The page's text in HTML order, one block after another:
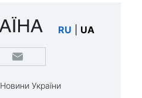
RU UA
Новини України